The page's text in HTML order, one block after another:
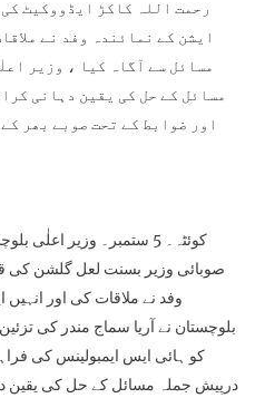
رحمت اللہ کاکڑ ایڈووکیٹ
ایشن کے نمائندہ وفد نے
مسائل سے آگاہ کیا ، وزیر
مسائل کے حل کی یقین دہانی
اور ضوابط کے تحت صوبے بھر
کوئٹہ۔ 5 ستمبر۔ وزیر
صوبائی وزیر بسنت لعل گلشن کی
وفد نے ملاقات کی اور انہیں
بلوچستان نے آریا سماج مندر کی
کو ہائی ایس ایمبولینس کی
درپیش جملہ مسائل کے حل کی یقین